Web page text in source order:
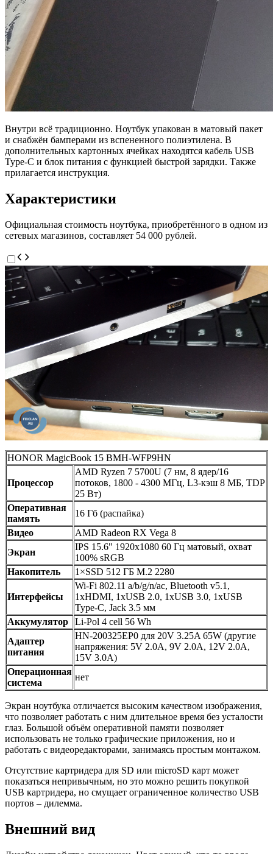
Внутри всё традиционно. Ноутбук упакован в матовый пакет
и снабжён бамперами из вспененного полиэтилена. В
дополнительных картонных ячейках находятся кабель USB
Type-C и блок питания с функцией быстрой зарядки. Также
прилагается инструкция.
Характеристики
Официальная стоимость ноутбука, приобретённого в одном из
сетевых магазинов, составляет 54 000 рублей.
HONOR MagicBook 15 BMH-WFP9HN
Процессор
AMD Ryzen 7 5700U (7 нм, 8 ядер/16
потоков, 1800 - 4300 МГц, L3-кэш 8 МБ, TDP
25 Вт)
Оперативная
память
16 Гб (распайка)
Видео
AMD Radeon RX Vega 8
Экран
IPS 15.6" 1920х1080 60 Гц матовый, охват
100% sRGB
Накопитель
1×SSD 512 ГБ M.2 2280
Интерфейсы
Wi-Fi 802.11 a/b/g/n/ac, Bluetooth v5.1,
1xHDMI, 1xUSB 2.0, 1xUSB 3.0, 1xUSB
Type-C, Jack 3.5 мм
Аккумулятор
Li-Pol 4 cell 56 Wh
Адаптер
питания
HN-200325EP0 для 20V 3.25A 65W (другие
напряжения: 5V 2.0A, 9V 2.0A, 12V 2.0A,
15V 3.0A)
Операционная
система
нет
Экран ноутбука отличается высоким качеством изображения,
что позволяет работать с ним длительное время без усталости
глаз. Большой объём оперативной памяти позволяет
использовать не только графические приложения, но и
работать с видеоредакторами, занимаясь простым монтажом.
Отсутствие картридера для SD или microSD карт может
показаться непривычным, но это можно решить покупкой
USB картридера, но смущает ограниченное количество USB
портов – дилемма.
Внешний вид